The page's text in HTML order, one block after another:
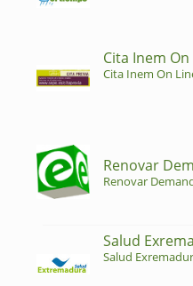
Cita Inem
Cita Inem On
Renovar
Renovar
Salud
Salud